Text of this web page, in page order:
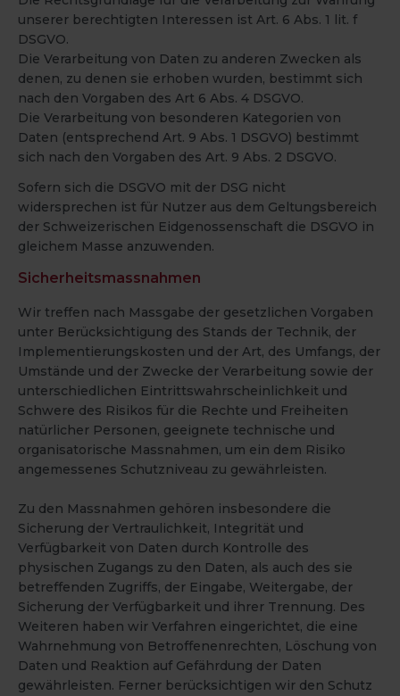
unserer berechtigten Interessen ist Art. 6 Abs. 1 lit. f
DSGVO.
Die Verarbeitung von Daten zu anderen Zwecken als
denen, zu denen sie erhoben wurden, bestimmt sich
nach den Vorgaben des Art 6 Abs. 4 DSGVO.
Die Verarbeitung von besonderen Kategorien von
Daten (entsprechend Art. 9 Abs. 1 DSGVO) bestimmt
sich nach den Vorgaben des Art. 9 Abs. 2 DSGVO.
Sofern sich die DSGVO mit der DSG nicht
widersprechen ist für Nutzer aus dem Geltungsbereich
der Schweizerischen Eidgenossenschaft die DSGVO in
gleichem Masse anzuwenden.
Sicherheitsmassnahmen
Wir treffen nach Massgabe der gesetzlichen Vorgaben
unter Berücksichtigung des Stands der Technik, der
Implementierungskosten und der Art, des Umfangs, der
Umstände und der Zwecke der Verarbeitung sowie der
unterschiedlichen Eintrittswahrscheinlichkeit und
Schwere des Risikos für die Rechte und Freiheiten
natürlicher Personen, geeignete technische und
organisatorische Massnahmen, um ein dem Risiko
angemessenes Schutzniveau zu gewährleisten.
Zu den Massnahmen gehören insbesondere die
Sicherung der Vertraulichkeit, Integrität und
Verfügbarkeit von Daten durch Kontrolle des
physischen Zugangs zu den Daten, als auch des sie
betreffenden Zugriffs, der Eingabe, Weitergabe, der
Sicherung der Verfügbarkeit und ihrer Trennung. Des
Weiteren haben wir Verfahren eingerichtet, die eine
Wahrnehmung von Betroffenenrechten, Löschung von
Daten und Reaktion auf Gefährdung der Daten
gewährleisten. Ferner berücksichtigen wir den Schutz